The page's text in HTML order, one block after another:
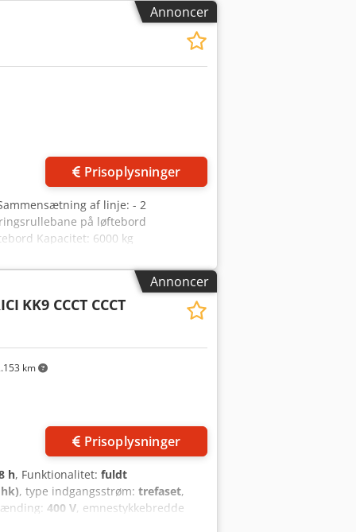
Annoncer
Prisoplysninger
Sammensætning af linje: - 2
på løftebord
Kapacitet: 6000 kg
- Indføringsrullebane med
sliberuller: 90 kW + 90 kW -
3 mm - Maks.
- Udløbsrullebane Bredde: 2100 mm
til palledannelse Kapacitet:
3000 x 6000 mm
Annoncer
km
KK9 CCCT CCCT
Prisoplysninger
h, Funktionalitet: fuldt
, type indgangsstrøm: trefaset,
400 V, emnestykkebredde
1650 KALIBRERINGS-/SLIBEMASKINE